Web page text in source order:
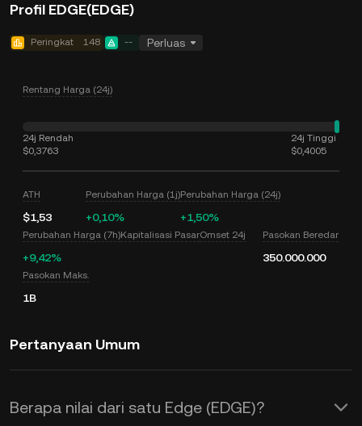
Profil EDGE(EDGE)
Peringkat 148 -- Perluas
Rentang Harga (24j)
24j Rendah
$0,3763
24j Tinggi
$0,4005
ATH
$1,53
Perubahan Harga (1j)
+0,10%
Perubahan Harga (24j)
+1,50%
Perubahan Harga (7h)
+9,42%
Kapitalisasi PasarOmset 24j Pasokan Beredar
350.000.000
Pasokan Maks.
1B
Pertanyaan Umum
Berapa nilai dari satu Edge (EDGE)?